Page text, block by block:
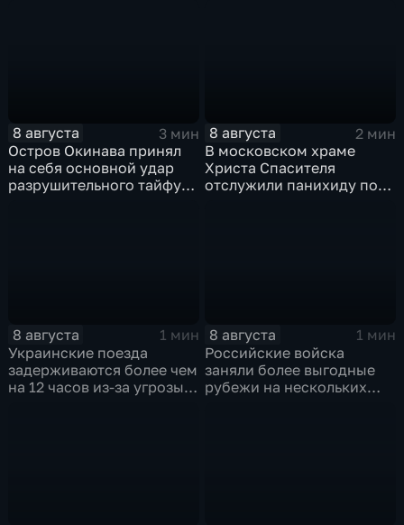
8 августа
3 мин
Остров Окинава принял
на себя основной удар
разрушительного тайфуна
8 августа
2 мин
В московском храме
Христа Спасителя
отслужили панихиду по
8 августа
1 мин
Украинские поезда
задерживаются более чем
на 12 часов из-за угрозы
8 августа
1 мин
Российские войска
заняли более выгодные
рубежи на нескольких